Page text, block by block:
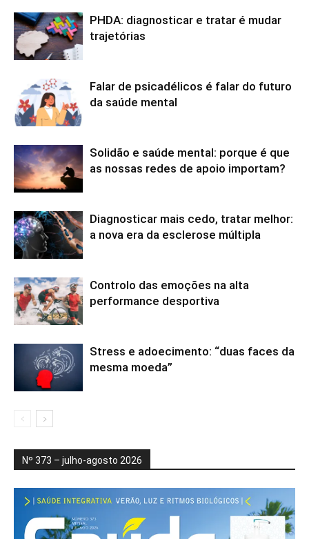
PHDA: diagnosticar e tratar é mudar
trajetórias
Falar de psicadélicos é falar do futuro
da saúde mental
Solidão e saúde mental: porque é que
as nossas redes de apoio importam?
Diagnosticar mais cedo, tratar melhor:
a nova era da esclerose múltipla
Controlo das emoções na alta
performance desportiva
Stress e adoecimento: “duas faces da
mesma moeda”
Nº 373 – julho-agosto 2026